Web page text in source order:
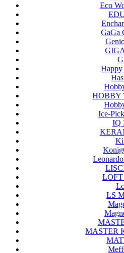
Eco
GaGa
HOBBY
Ice-
IQ
LS
MASTER